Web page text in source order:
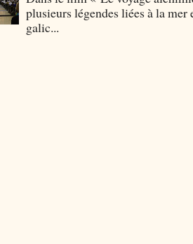
plusieurs légendes liées à la mer
galic...